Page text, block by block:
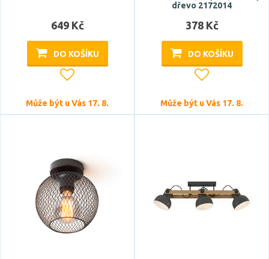
649 Kč
DO KOŠÍKU
Může být u Vás 17. 8.
dřevo 2172014
378 Kč
DO KOŠÍKU
Může být u Vás 17. 8.